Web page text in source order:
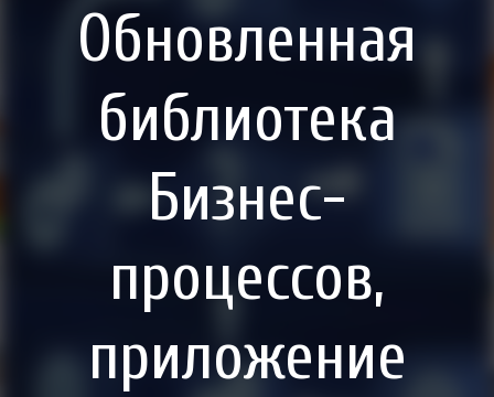
Обновленная
библиотека
Бизнес-
процессов,
приложение